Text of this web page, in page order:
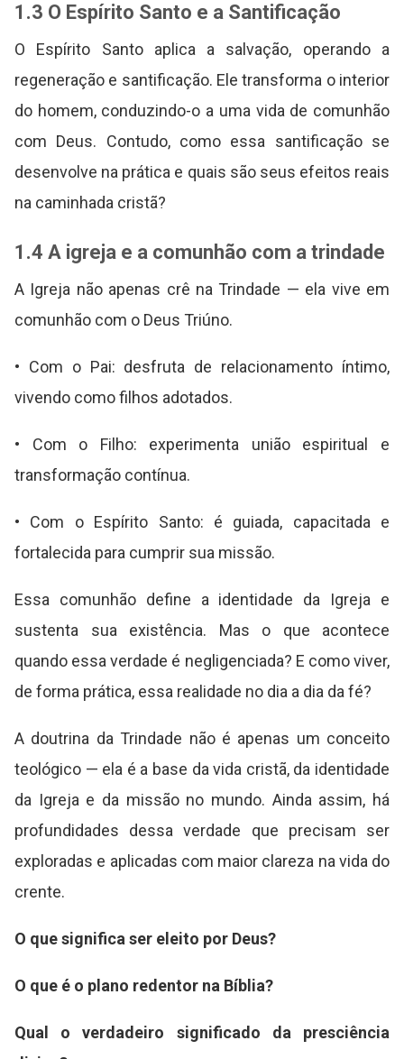
1.3 O Espírito Santo e a Santificação
O Espírito Santo aplica a salvação, operando a
regeneração e santificação. Ele transforma o interior
do homem, conduzindo-o a uma vida de comunhão
com Deus. Contudo, como essa santificação se
desenvolve na prática e quais são seus efeitos reais
na caminhada cristã?
1.4 A igreja e a comunhão com a trindade
A Igreja não apenas crê na Trindade — ela vive em
comunhão com o Deus Triúno.
• Com o Pai: desfruta de relacionamento íntimo,
vivendo como filhos adotados.
• Com o Filho: experimenta união espiritual e
transformação contínua.
• Com o Espírito Santo: é guiada, capacitada e
fortalecida para cumprir sua missão.
Essa comunhão define a identidade da Igreja e
sustenta sua existência. Mas o que acontece
quando essa verdade é negligenciada? E como viver,
de forma prática, essa realidade no dia a dia da fé?
A doutrina da Trindade não é apenas um conceito
teológico — ela é a base da vida cristã, da identidade
da Igreja e da missão no mundo. Ainda assim, há
profundidades dessa verdade que precisam ser
exploradas e aplicadas com maior clareza na vida do
crente.
O que significa ser eleito por Deus?
O que é o plano redentor na Bíblia?
Qual o verdadeiro significado da presciência